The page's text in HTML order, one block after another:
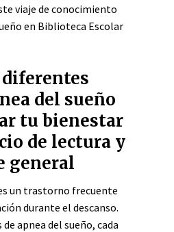
viaje de conocimiento
en Biblioteca Escolar
diferentes
del sueño
tu bienestar
de lectura y
general
un trastorno frecuente
durante el descanso.
apnea del sueño, cada